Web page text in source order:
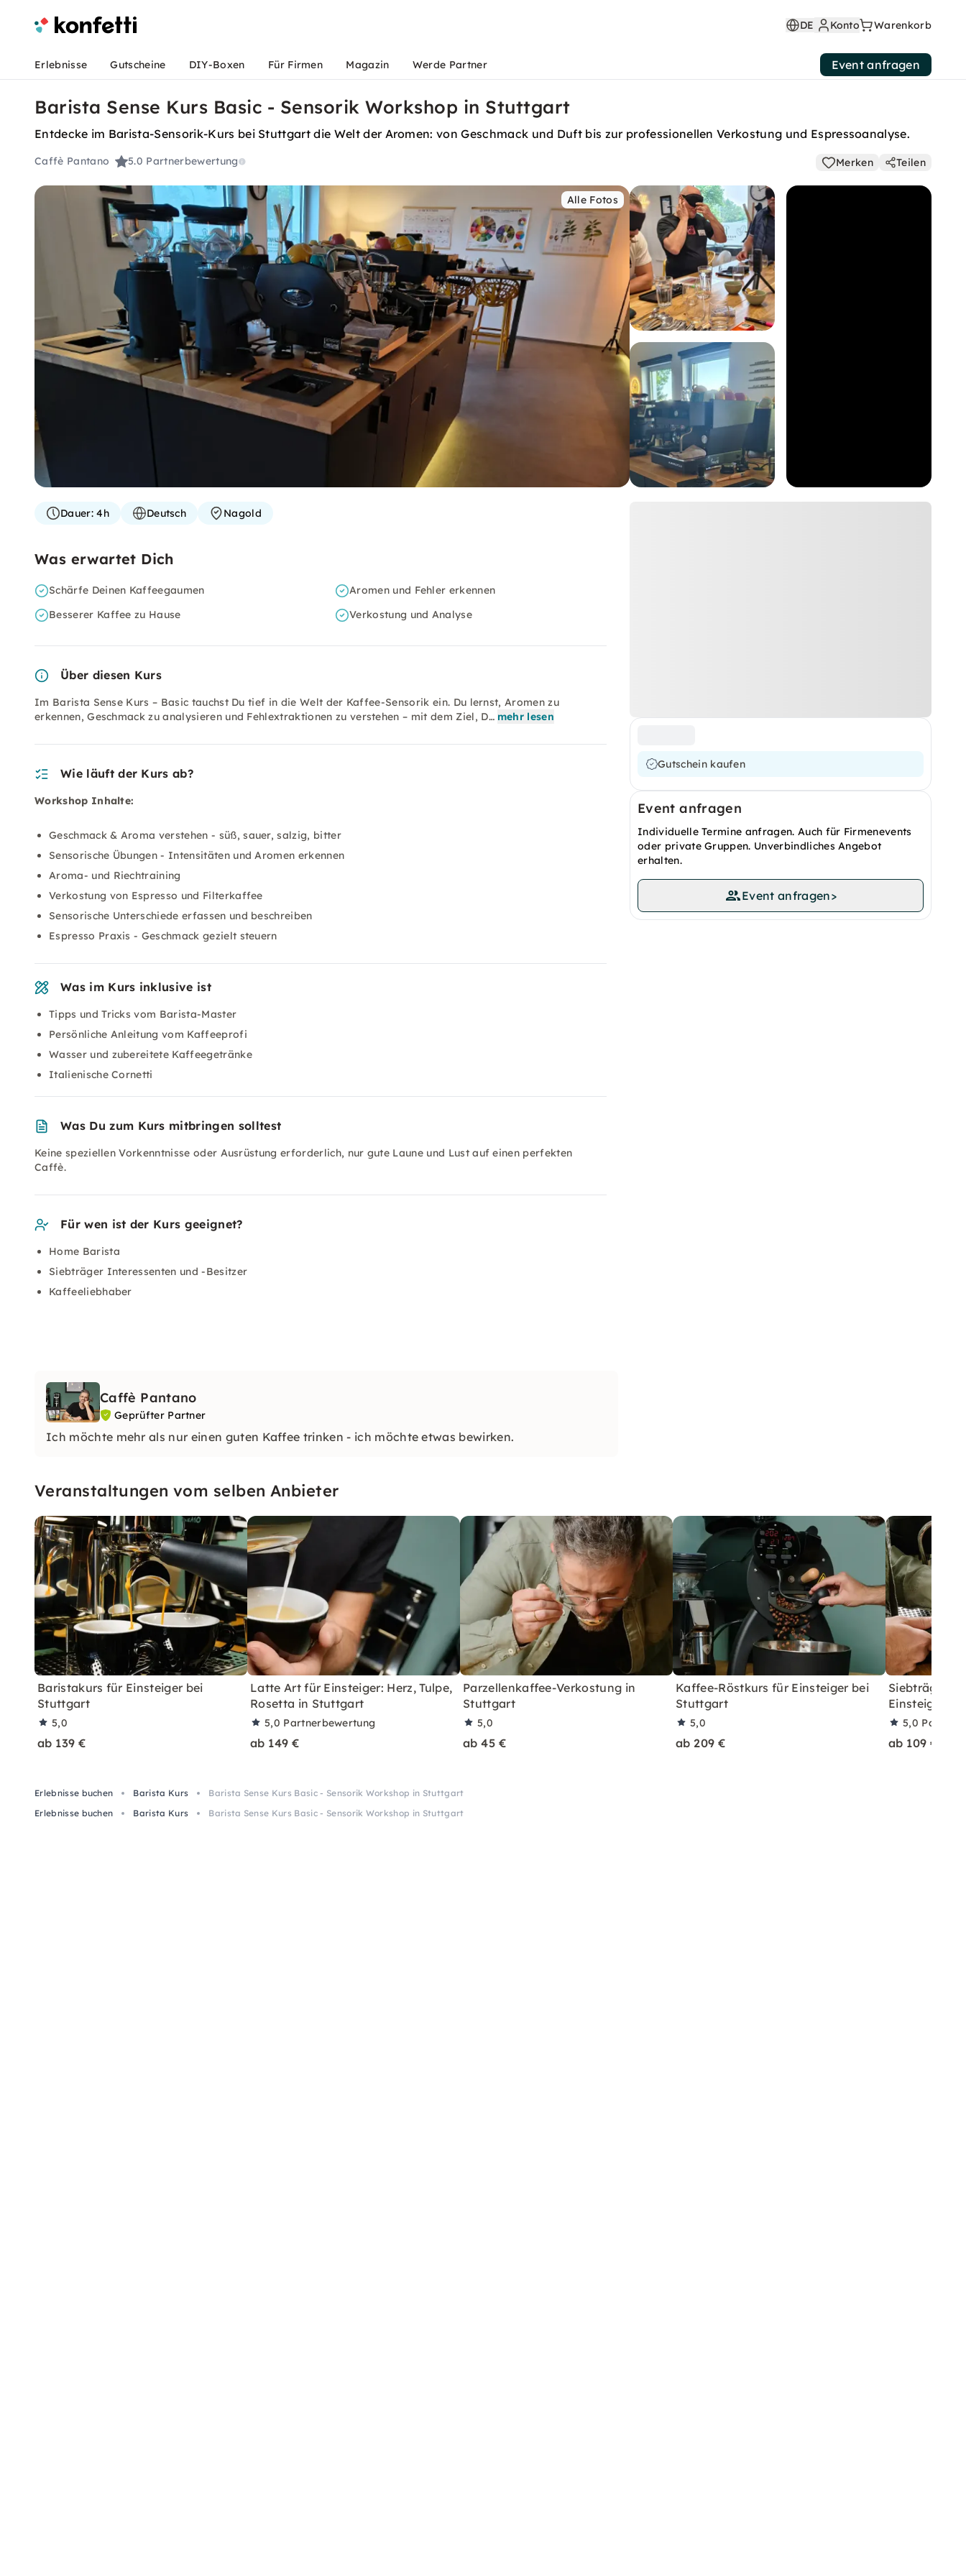
DE Konto Warenkorb
Erlebnisse Gutscheine DIY-Boxen Für Firmen Magazin Werde Partner Event anfragen
Barista Sense Kurs Basic - Sensorik Workshop in Stuttgart
Entdecke im Barista-Sensorik-Kurs bei Stuttgart die Welt der Aromen: von Geschmack und Duft bis zur professionellen Verkostung und Espressoanalyse.
Caffè Pantano 5.0 Partnerbewertung Merken Teilen
Alle Fotos
Gutschein kaufen
Event anfragen
Individuelle Termine anfragen. Auch für Firmenevents
oder private Gruppen. Unverbindliches Angebot
erhalten.
Event anfragen>
Dauer:4h Deutsch Nagold
Was erwartet Dich
Schärfe Deinen Kaffeegaumen
Aromen und Fehler erkennen
Besserer Kaffee zu Hause
Verkostung und Analyse
Über diesen Kurs
Im Barista Sense Kurs – Basic tauchst Du tief in die Welt der Kaffee-Sensorik ein. Du lernst, Aromen zu
erkennen, Geschmack zu analysieren und Fehlextraktionen zu verstehen – mit dem Ziel, D… mehr lesen
Wie läuft der Kurs ab?
Workshop Inhalte:
Geschmack & Aroma verstehen - süß, sauer, salzig, bitter
Sensorische Übungen - Intensitäten und Aromen erkennen
Aroma- und Riechtraining
Verkostung von Espresso und Filterkaffee
Sensorische Unterschiede erfassen und beschreiben
Espresso Praxis - Geschmack gezielt steuern
Was im Kurs inklusive ist
Tipps und Tricks vom Barista-Master
Persönliche Anleitung vom Kaffeeprofi
Wasser und zubereitete Kaffeegetränke
Italienische Cornetti
Was Du zum Kurs mitbringen solltest
Keine speziellen Vorkenntnisse oder Ausrüstung erforderlich, nur gute Laune und Lust auf einen perfekten
Caffè.
Für wen ist der Kurs geeignet?
Home Barista
Siebträger Interessenten und -Besitzer
Kaffeeliebhaber
Caffè Pantano
Geprüfter Partner
Ich möchte mehr als nur einen guten Kaffee trinken - ich möchte etwas bewirken.
Veranstaltungen vom selben Anbieter
Baristakurs für Einsteiger bei
Stuttgart
5,0
ab 139 €
Latte Art für Einsteiger: Herz, Tulpe,
Rosetta in Stuttgart
5,0 Partnerbewertung
ab 149 €
Parzellenkaffee-Verkostung in
Stuttgart
5,0
ab 45 €
Kaffee-Röstkurs für Einsteiger bei
Stuttgart
5,0
ab 209 €
Siebträger-
Einsteiger in
5,0
ab 109 €
Erlebnisse buchen Barista Kurs
Barista Sense Kurs Basic - Sensorik Workshop in Stuttgart
Erlebnisse buchen
Barista Kurs Barista Sense Kurs Basic - Sensorik Workshop in Stuttgart